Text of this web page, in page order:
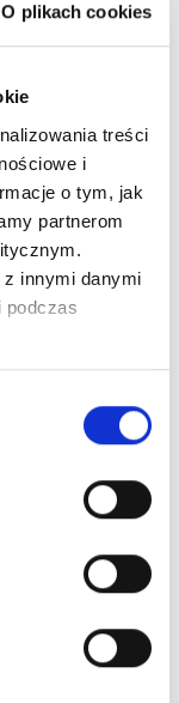
O plikach cookies
treści
i
o tym, jak
partnerom
z innymi danymi
podczas
swoich